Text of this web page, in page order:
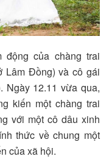
của chàng trai
Lâm Đồng) và cô gái
Ngày 12.11 vừa qua,
kiến một chàng trai
với một cô dâu xinh
thức về chung một
của xã hội.